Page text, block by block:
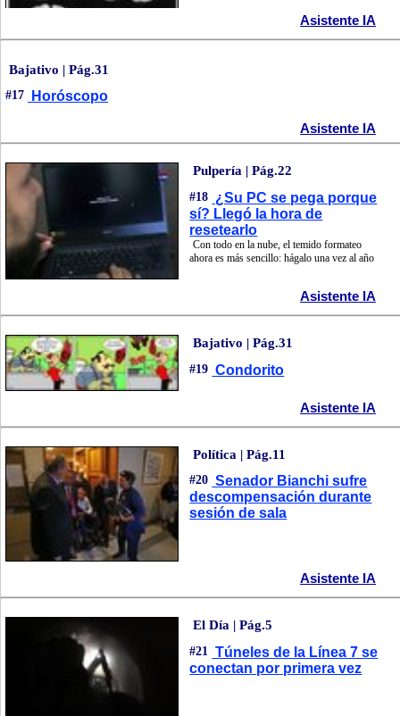
Asistente IA
Bajativo | Pág.31
#17 Horóscopo
Asistente IA
Pulpería | Pág.22
#18 ¿Su PC se pega porque
sí? Llegó la hora de
resetearlo
Con todo en la nube, el temido formateo
ahora es más sencillo: hágalo una vez al año
Asistente IA
Bajativo | Pág.31
#19 Condorito
Asistente IA
Política | Pág.11
#20 Senador Bianchi sufre
descompensación durante
sesión de sala
Asistente IA
El Día | Pág.5
#21
Túneles de la Línea 7 se
conectan por primera vez